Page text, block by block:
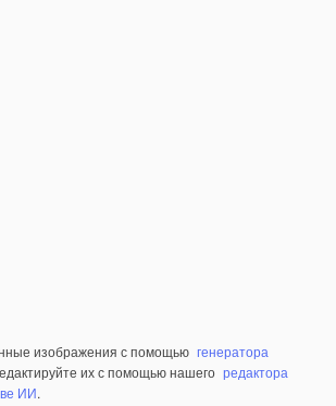
изображения с помощью генератора
их с помощью нашего редактора
ИИ.